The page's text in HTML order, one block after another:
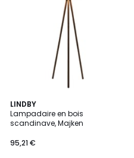
LINDBY
Lampadaire en bois
scandinave, Majken
95,21 €